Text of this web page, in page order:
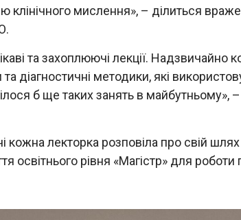
мислення», – ділиться
та захоплюючі лекції. Надзвичайно
діагностичні методики, які
б ще таких занять в майбутньому»,
кожна лекторка розповіла про свій
освітнього рівня «Магістр» для